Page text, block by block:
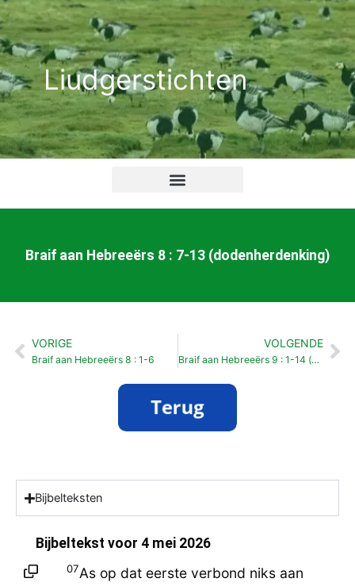
Ga
naar
de
inhoudLiudgerstichten
Braif aan Hebreeërs 8 : 7-13 (dodenherdenking)
Vorige
VORIGE
Braif aan Hebreeërs 8 : 1-6
VOLGENDE
Braif aan Hebreeërs 9 : 1-14 (bevrijdingsdag)
Bijbelteksten
Bijbeltekst voor 4 mei 2026
07As op dat eerste verbond niks aan